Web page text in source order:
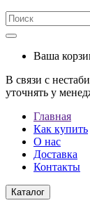
Ваша
В связи с
уточнять у
Главная
Как купить
О нас
Доставка
Контакты
Каталог